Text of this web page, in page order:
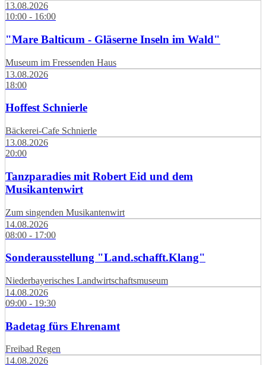
13.08.2026
10:00 - 16:00
"Mare Balticum - Gläserne Inseln im Wald"
Museum im Fressenden Haus
13.08.2026
18:00
Hoffest Schnierle
Bäckerei-Cafe Schnierle
13.08.2026
20:00
Tanzparadies mit Robert Eid und dem
Musikantenwirt
Zum singenden Musikantenwirt
14.08.2026
08:00 - 17:00
Sonderausstellung "Land.schafft.Klang"
Niederbayerisches Landwirtschaftsmuseum
14.08.2026
09:00 - 19:30
Badetag fürs Ehrenamt
Freibad Regen
14.08.2026